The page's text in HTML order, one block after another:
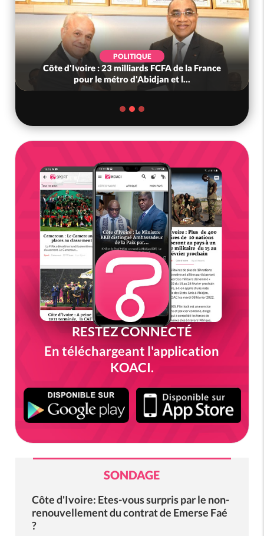
POLITIQUE
Côte d'Ivoire : 23 milliards FCFA de la France
pour le métro d'Abidjan et l...
RESTEZ CONNECTÉ
En téléchargeant l'application
KOACI.
SONDAGE
Côte d'Ivoire: Etes-vous surpris par le non-
renouvellement du contrat de Emerse Faé
?